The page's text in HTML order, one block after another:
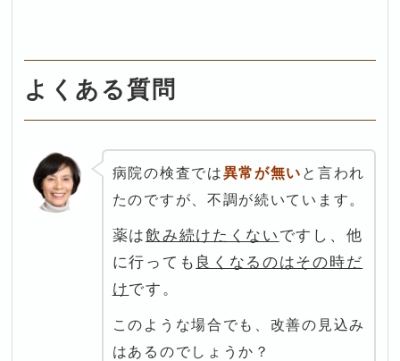
よくある質問
病院の検査では異常が無い と言われ
たのですが、不調が続いています。
薬は飲み続けたくない ですし、他
に行っても 良くなるのはその時だ
けです。
このような場合でも、改善の見込み
はあるのでしょうか？